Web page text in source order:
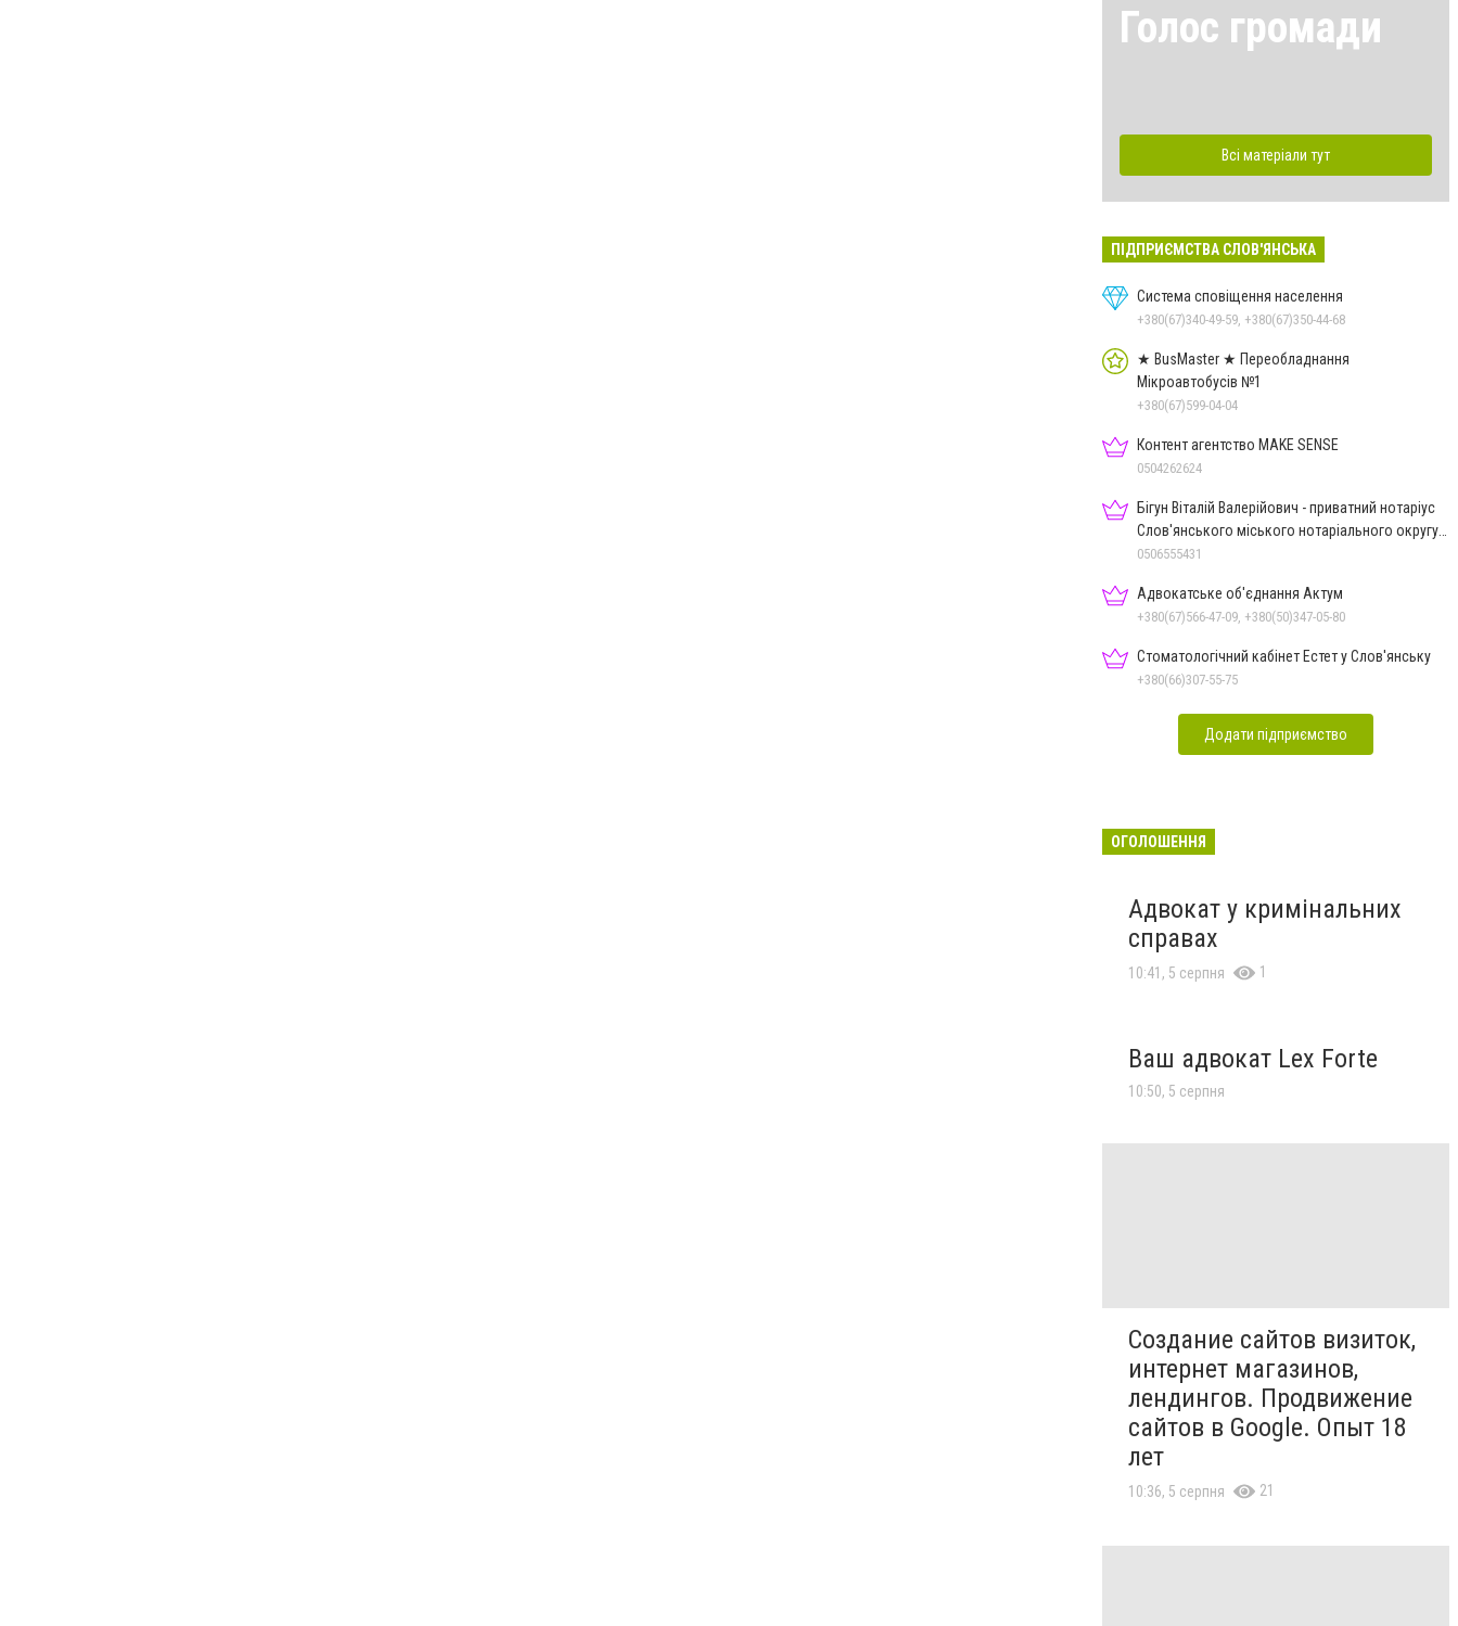
Голос громади
Всі матеріали тут
ПІДПРИЄМСТВА СЛОВ'ЯНСЬКА
Система сповіщення населення
+380(67)340-49-59, +380(67)350-44-68
★ BusMaster ★ Переобладнання
Мікроавтобусів №1
+380(67)599-04-04
Контент агентство MAKE SENSE
0504262624
Бігун Віталій Валерійович - приватний нотаріус
Слов'янського міського нотаріального округу
Дон.обл.
0506555431
Адвокатське об'єднання Актум
+380(67)566-47-09, +380(50)347-05-80
Стоматологічний кабінет Естет у Слов'янську
+380(66)307-55-75
Додати підприємство
ОГОЛОШЕННЯ
Адвокат у кримінальних
справах
10:41, 5 серпня 1
Ваш адвокат Lex Forte
10:50, 5 серпня
Создание сайтов визиток,
интернет магазинов,
лендингов. Продвижение
сайтов в Google. Опыт 18
лет
10:36, 5 серпня 21